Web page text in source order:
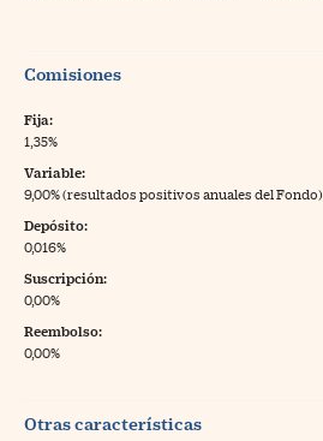
Comisiones
Fija:
1,35%
Variable:
9,00% (resultados positivos anuales del Fondo)
Depósito:
0,016%
Suscripción:
0,00%
Reembolso:
0,00%
Otras características